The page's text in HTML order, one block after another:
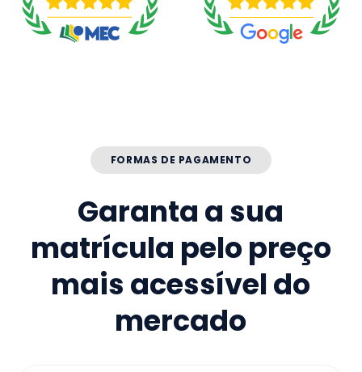
FORMAS DE PAGAMENTO
Garanta a sua
matrícula pelo preço
mais acessível do
mercado